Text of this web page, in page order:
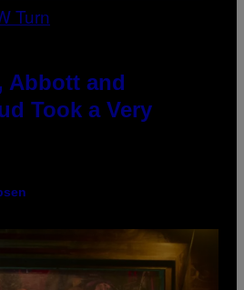
Abbott and
Took a Very